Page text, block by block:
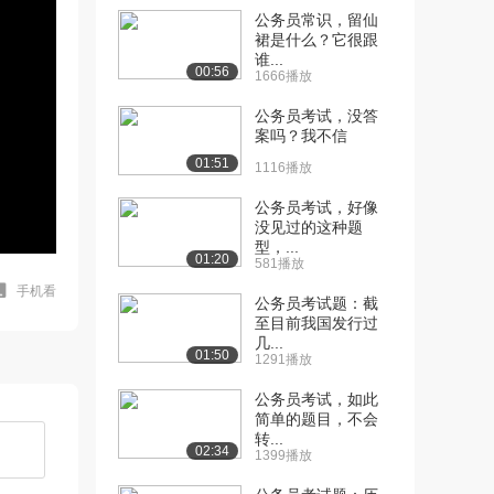
手机看
00:56
公务员常识，留仙
裙是什么？它很跟
谁...
1666播放
01:51
公务员考试，没答
案吗？我不信
1116播放
01:20
公务员考试，好像
没见过的这种题
型，...
581播放
01:50
公务员考试题：截
至目前我国发行过
几...
1291播放
02:34
公务员考试，如此
简单的题目，不会
转...
1399播放